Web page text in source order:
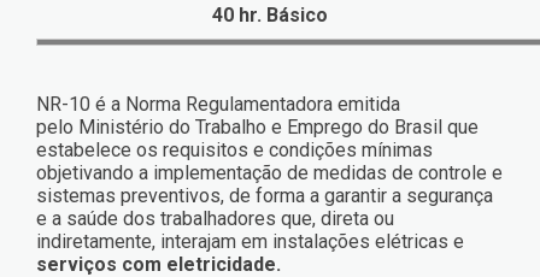
40 hr. Básico
NR-10 é a Norma Regulamentadora emitida
pelo Ministério do Trabalho e Emprego do Brasil que
estabelece os requisitos e condições mínimas
objetivando a implementação de medidas de controle e
sistemas preventivos, de forma a garantir a segurança
e a saúde dos trabalhadores que, direta ou
indiretamente, interajam em instalações elétricas e
serviços com eletricidade.